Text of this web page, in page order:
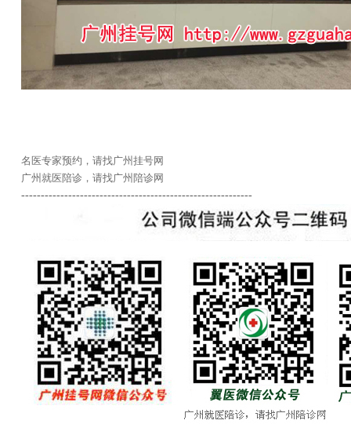
名医专家预约，请找广州挂号网
广州就医陪诊，请找广州陪诊网
-----------------------------------------------------------